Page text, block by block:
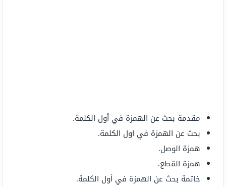
مقدمة بحث عن الهمزة في أول الكلمة.
بحث عن الهمزة في اول الكلمة.
همزة الوصل.
همزة القطع.
خاتمة بحث عن الهمزة في أول الكلمة.